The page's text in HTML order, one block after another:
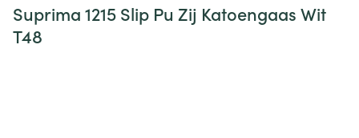
Suprima 1215 Slip Pu Zij Katoengaas Wit
T48